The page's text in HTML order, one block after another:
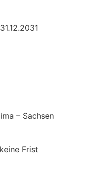
– Sachsen
Frist